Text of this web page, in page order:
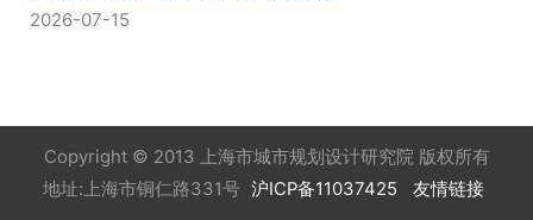
2026-07-15
Copyright © 2013 上海市城市规划设计研究院 版权所有
地址:上海市铜仁路331号 沪ICP备11037425 友情链接